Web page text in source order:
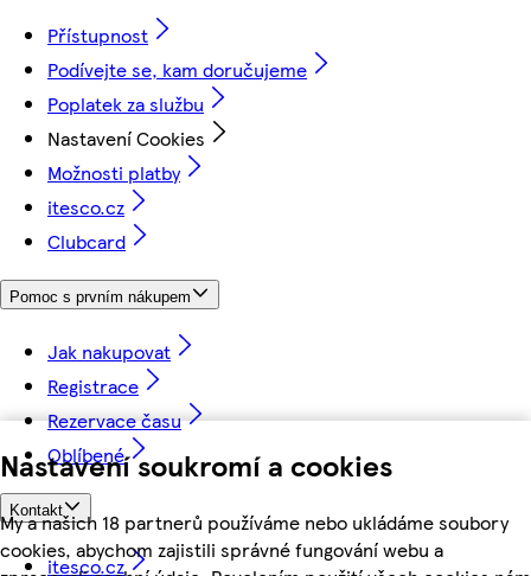
Nastavení soukromí a cookies
My a našich 18 partnerů používáme nebo ukládáme soubory
cookies, abychom zajistili správné fungování webu a
Přístupnost
Podívejte se, kam doručujeme
Poplatek za službu
Nastavení Cookies
Možnosti platby
itesco.cz
Clubcard
Pomoc s prvním nákupem
Jak nakupovat
Registrace
Rezervace času
Oblíbené
Kontakt
itesco.cz